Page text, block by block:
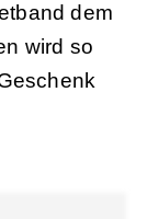
dem
wird so